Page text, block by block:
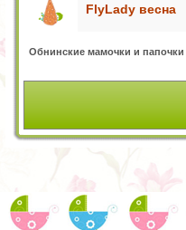
FlyLady весна
Обнинские мамочки и папочки